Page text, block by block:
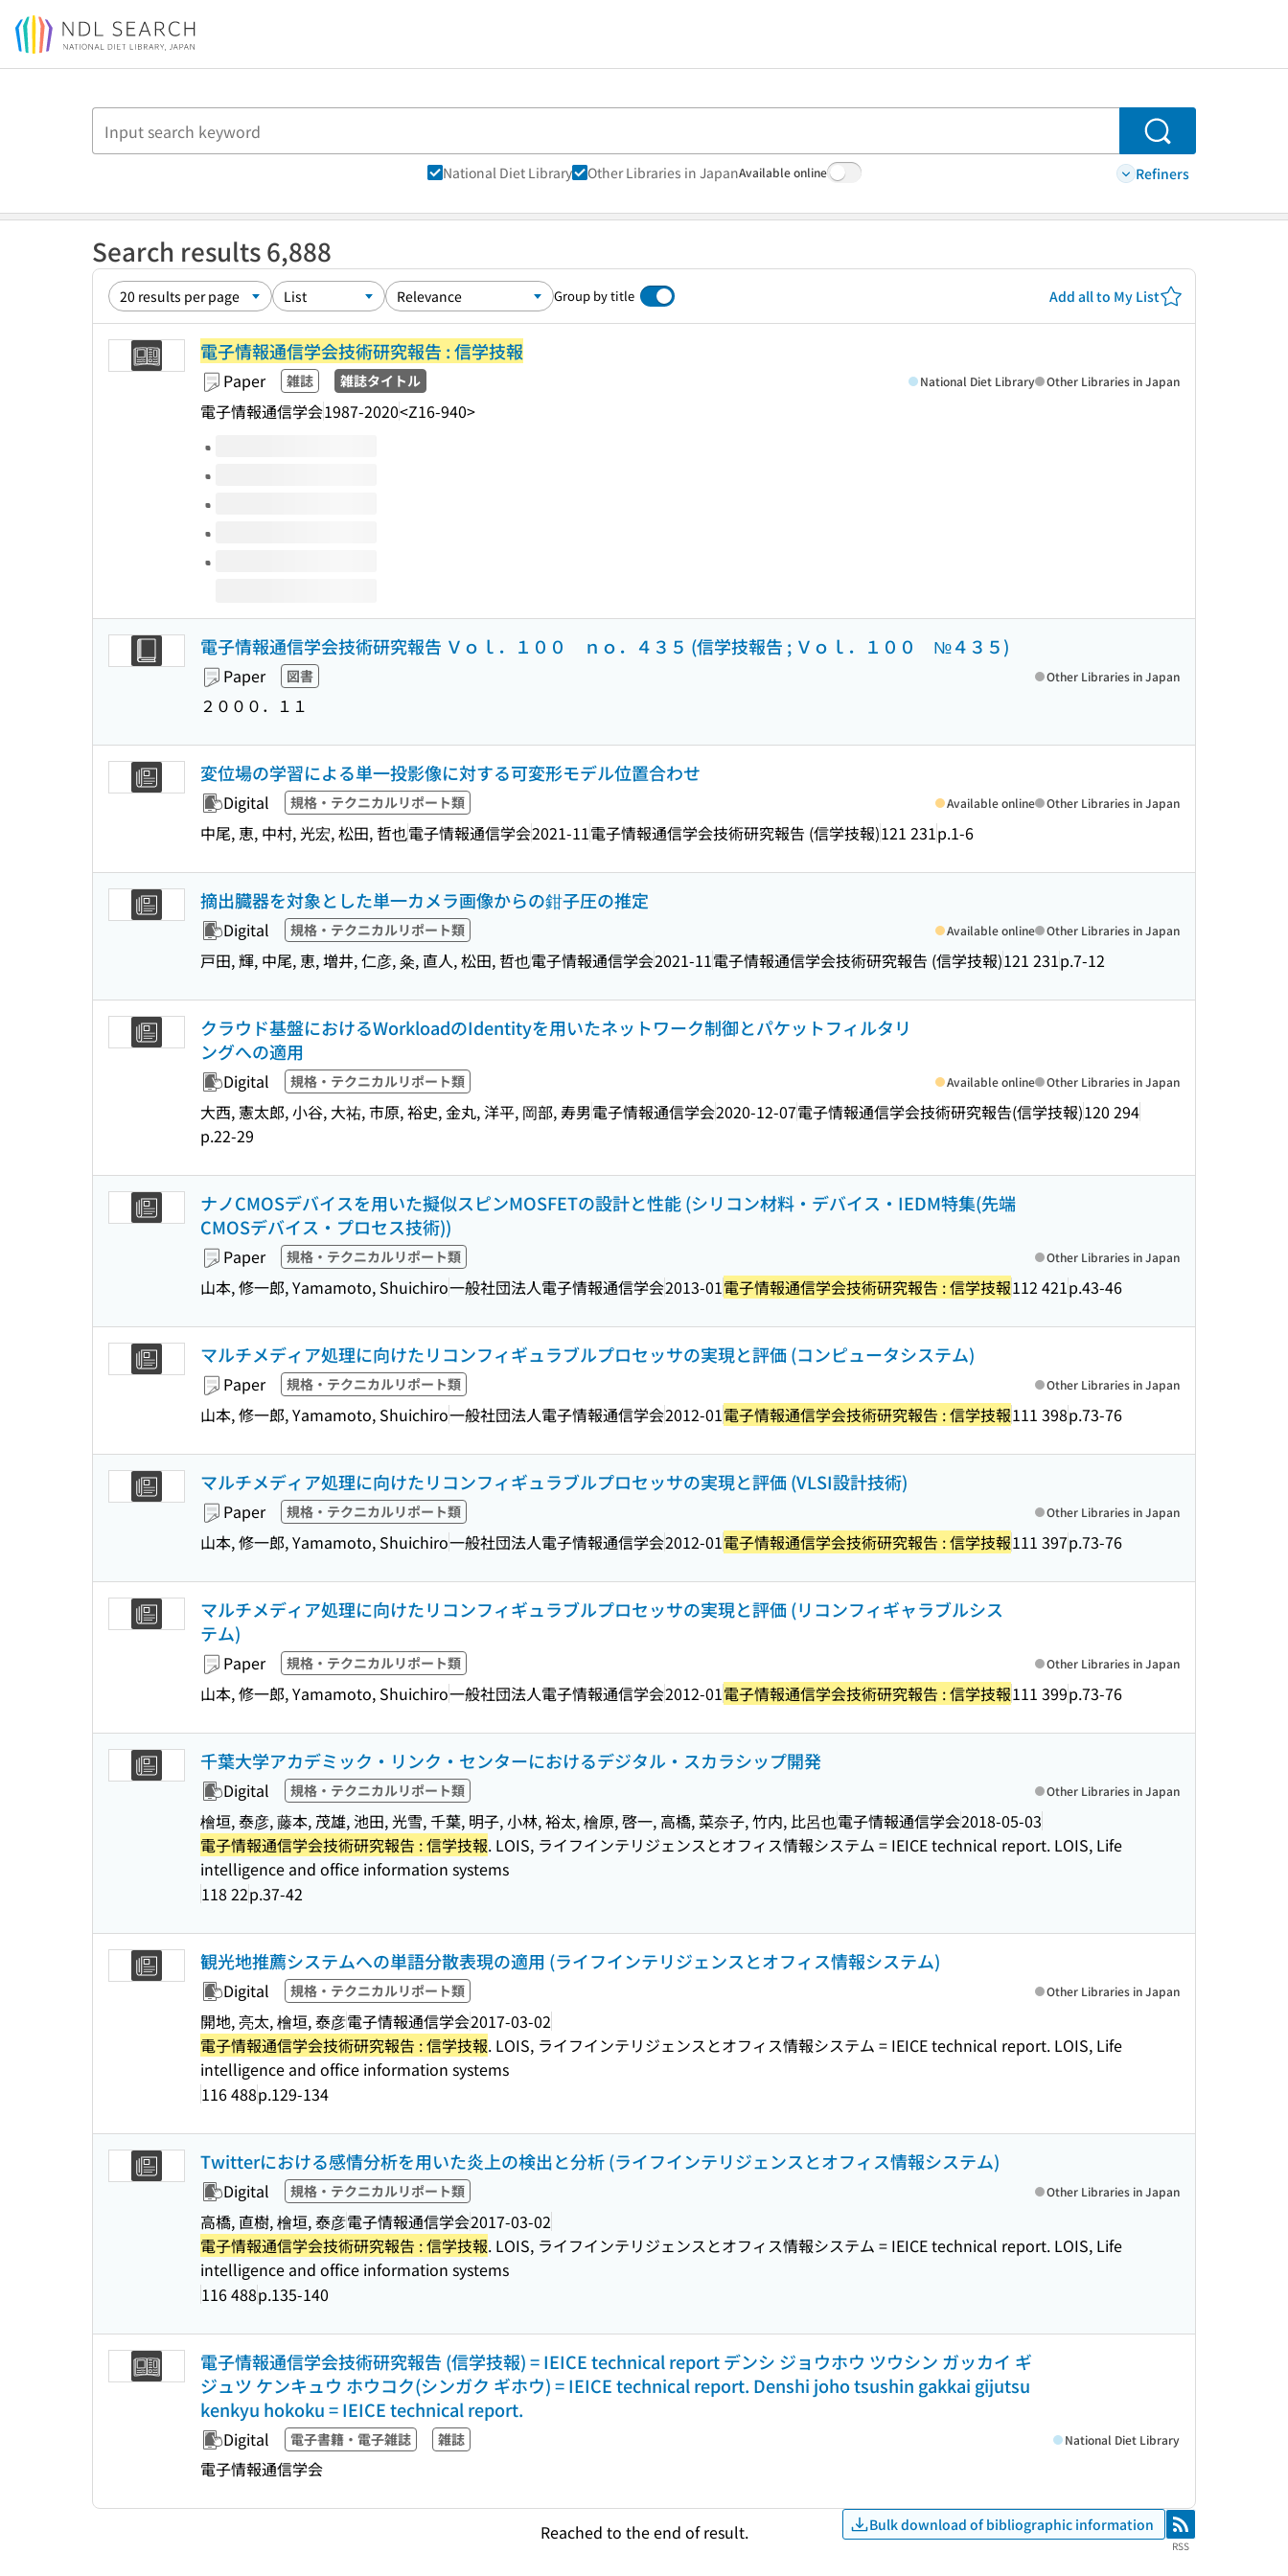
Jump to main content
Search
National Diet Library Other Libraries in JapanAvailable online Refiners
Search results 6,888
Group by title Add all to My List
電子情報通信学会技術研究報告 : 信学技報
Paper 雑誌 雑誌タイトル
電子情報通信学会1987-2020<Z16-940>
National Diet Library Other Libraries in Japan
Volumes of this title
電子情報通信学会技術研究報告 Ｖｏｌ．１００ ｎｏ．４３５ (信学技報告 ; Ｖｏｌ．１００ №４３５)
Paper 図書
２０００．１１
Other Libraries in Japan
変位場の学習による単一投影像に対する可変形モデル位置合わせ
Digital 規格・テクニカルリポート類
中尾, 恵, 中村, 光宏, 松田, 哲也電子情報通信学会2021-11電子情報通信学会技術研究報告 (信学技報)121 231p.1-6
Available online Other Libraries in Japan
摘出臓器を対象とした単一カメラ画像からの鉗子圧の推定
Digital 規格・テクニカルリポート類
戸田, 輝, 中尾, 恵, 増井, 仁彦, 粂, 直人, 松田, 哲也電子情報通信学会2021-11電子情報通信学会技術研究報告 (信学技報)121 231p.7-12
Available online Other Libraries in Japan
クラウド基盤におけるWorkloadのIdentityを用いたネットワーク制御とパケットフィルタリ
ングへの適用
Digital 規格・テクニカルリポート類
大西, 憲太郎, 小谷, 大祐, 市原, 裕史, 金丸, 洋平, 岡部, 寿男電子情報通信学会2020-12-07電子情報通信学会技術研究報告(信学技報)120 294
p.22-29
Available online Other Libraries in Japan
ナノCMOSデバイスを用いた擬似スピンMOSFETの設計と性能 (シリコン材料・デバイス・IEDM特集(先端
CMOSデバイス・プロセス技術))
Paper 規格・テクニカルリポート類
山本, 修一郎, Yamamoto, Shuichiro一般社団法人電子情報通信学会2013-01電子情報通信学会技術研究報告 : 信学技報112 421p.43-46
Other Libraries in Japan
マルチメディア処理に向けたリコンフィギュラブルプロセッサの実現と評価 (コンピュータシステム)
Paper 規格・テクニカルリポート類
山本, 修一郎, Yamamoto, Shuichiro一般社団法人電子情報通信学会2012-01電子情報通信学会技術研究報告 : 信学技報111 398p.73-76
Other Libraries in Japan
マルチメディア処理に向けたリコンフィギュラブルプロセッサの実現と評価 (VLSI設計技術)
Paper 規格・テクニカルリポート類
山本, 修一郎, Yamamoto, Shuichiro一般社団法人電子情報通信学会2012-01電子情報通信学会技術研究報告 : 信学技報111 397p.73-76
Other Libraries in Japan
マルチメディア処理に向けたリコンフィギュラブルプロセッサの実現と評価 (リコンフィギャラブルシス
テム)
Paper 規格・テクニカルリポート類
山本, 修一郎, Yamamoto, Shuichiro一般社団法人電子情報通信学会2012-01電子情報通信学会技術研究報告 : 信学技報111 399p.73-76
Other Libraries in Japan
千葉大学アカデミック・リンク・センターにおけるデジタル・スカラシップ開発
Digital 規格・テクニカルリポート類
檜垣, 泰彦, 藤本, 茂雄, 池田, 光雪, 千葉, 明子, 小林, 裕太, 檜原, 啓一, 高橋, 菜奈子, 竹内, 比呂也電子情報通信学会2018-05-03
電子情報通信学会技術研究報告 : 信学技報. LOIS, ライフインテリジェンスとオフィス情報システム = IEICE technical report. LOIS, Life
intelligence and office information systems
118 22p.37-42
Other Libraries in Japan
観光地推薦システムへの単語分散表現の適用 (ライフインテリジェンスとオフィス情報システム)
Digital 規格・テクニカルリポート類
開地, 亮太, 檜垣, 泰彦電子情報通信学会2017-03-02
電子情報通信学会技術研究報告 : 信学技報. LOIS, ライフインテリジェンスとオフィス情報システム = IEICE technical report. LOIS, Life
intelligence and office information systems
116 488p.129-134
Other Libraries in Japan
Twitterにおける感情分析を用いた炎上の検出と分析 (ライフインテリジェンスとオフィス情報システム)
Digital 規格・テクニカルリポート類
高橋, 直樹, 檜垣, 泰彦電子情報通信学会2017-03-02
電子情報通信学会技術研究報告 : 信学技報. LOIS, ライフインテリジェンスとオフィス情報システム = IEICE technical report. LOIS, Life
intelligence and office information systems
116 488p.135-140
Other Libraries in Japan
電子情報通信学会技術研究報告 (信学技報) = IEICE technical report デンシ ジョウホウ ツウシン ガッカイ ギ
ジュツ ケンキュウ ホウコク(シンガク ギホウ) = IEICE technical report. Denshi joho tsushin gakkai gijutsu
kenkyu hokoku = IEICE technical report.
Digital 電子書籍・電子雑誌 雑誌
電子情報通信学会
National Diet Library
Reached to the end of result. Bulk download of bibliographic information RSS
RSS